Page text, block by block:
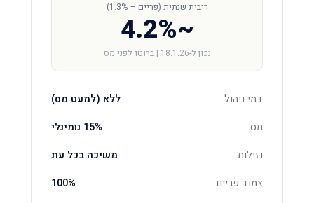
ריבית שנתית (פריים – 1.3%)
~4.2%
נכון ל-18.1.26 | ברוטו לפני מס
דמי ניהול
ללא (למעט מס)
מס
15% נומינלי
נזילות
משיכה בכל עת
צמוד פריים
100%